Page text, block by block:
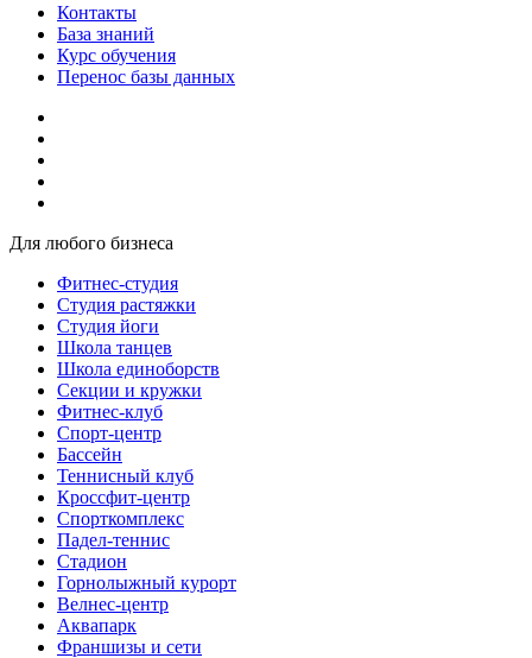
Контакты
База знаний
Курс обучения
Перенос базы данных
Для любого бизнеса
Фитнес-студия
Студия растяжки
Студия йоги
Школа танцев
Школа единоборств
Секции и кружки
Фитнес-клуб
Спорт-центр
Бассейн
Теннисный клуб
Кроссфит-центр
Спорткомплекс
Падел-теннис
Стадион
Горнолыжный курорт
Велнес-центр
Аквапарк
Франшизы и сети